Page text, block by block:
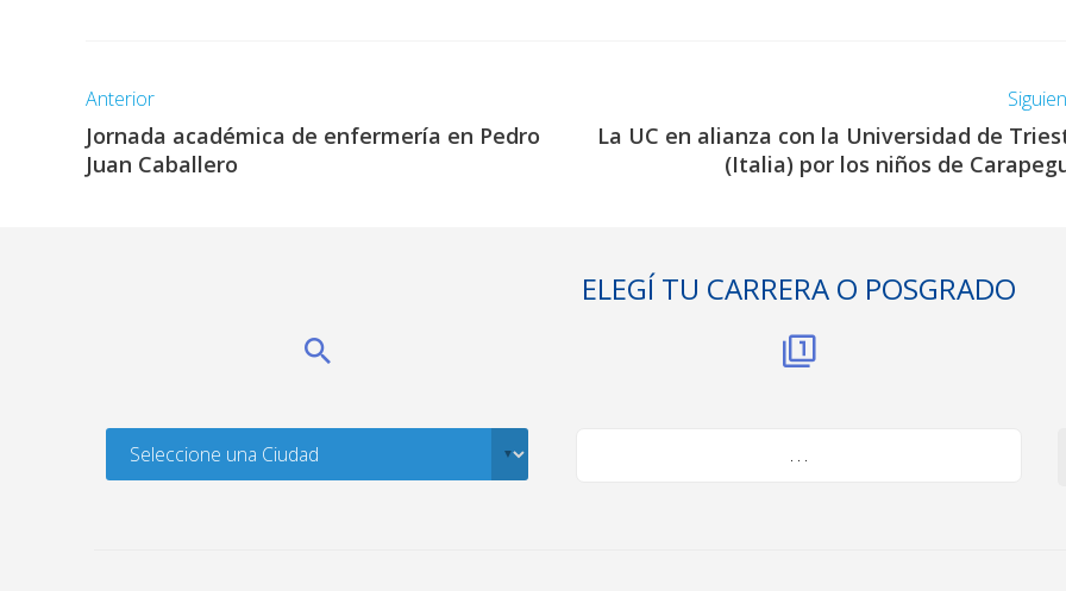
Anterior
Jornada académica de enfermería en Pedro
Juan Caballero
La UC en alianza con la Universidad de
(Italia) por los niños de
ELEGÍ TU CARRERA O POSGRADO
. . .